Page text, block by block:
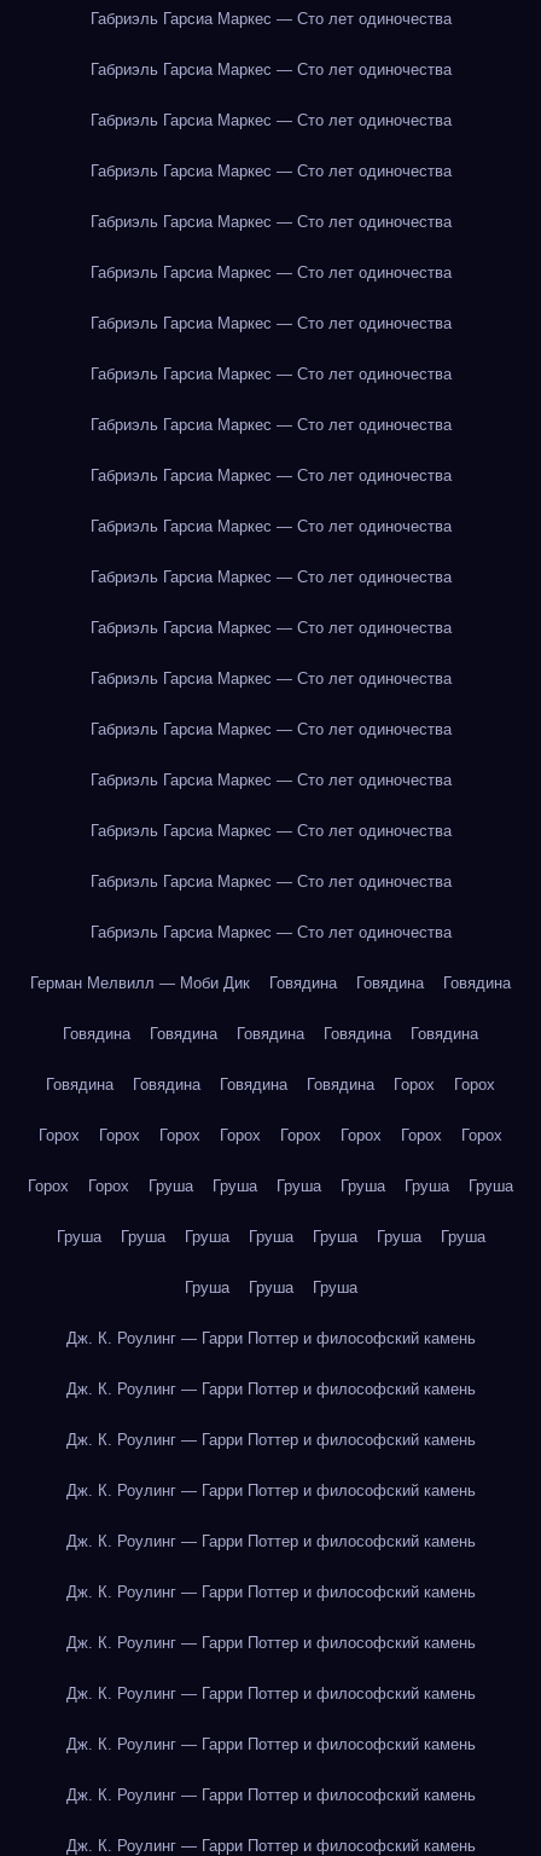
Габриэль Гарсиа Маркес — Сто лет одиночества
Габриэль Гарсиа Маркес — Сто лет одиночества
Габриэль Гарсиа Маркес — Сто лет одиночества
Габриэль Гарсиа Маркес — Сто лет одиночества
Габриэль Гарсиа Маркес — Сто лет одиночества
Габриэль Гарсиа Маркес — Сто лет одиночества
Габриэль Гарсиа Маркес — Сто лет одиночества
Габриэль Гарсиа Маркес — Сто лет одиночества
Габриэль Гарсиа Маркес — Сто лет одиночества
Габриэль Гарсиа Маркес — Сто лет одиночества
Габриэль Гарсиа Маркес — Сто лет одиночества
Габриэль Гарсиа Маркес — Сто лет одиночества
Габриэль Гарсиа Маркес — Сто лет одиночества
Габриэль Гарсиа Маркес — Сто лет одиночества
Габриэль Гарсиа Маркес — Сто лет одиночества
Габриэль Гарсиа Маркес — Сто лет одиночества
Габриэль Гарсиа Маркес — Сто лет одиночества
Габриэль Гарсиа Маркес — Сто лет одиночества
Габриэль Гарсиа Маркес — Сто лет одиночества
Герман Мелвилл — Моби Дик Говядина Говядина Говядина
Говядина Говядина Говядина Говядина Говядина
Говядина Говядина Говядина Говядина Горох Горох
Горох Горох Горох Горох Горох Горох Горох Горох
Горох Горох Груша Груша Груша Груша Груша Груша
Груша Груша Груша Груша Груша Груша Груша
Груша Груша Груша
Дж. К. Роулинг — Гарри Поттер и философский камень
Дж. К. Роулинг — Гарри Поттер и философский камень
Дж. К. Роулинг — Гарри Поттер и философский камень
Дж. К. Роулинг — Гарри Поттер и философский камень
Дж. К. Роулинг — Гарри Поттер и философский камень
Дж. К. Роулинг — Гарри Поттер и философский камень
Дж. К. Роулинг — Гарри Поттер и философский камень
Дж. К. Роулинг — Гарри Поттер и философский камень
Дж. К. Роулинг — Гарри Поттер и философский камень
Дж. К. Роулинг — Гарри Поттер и философский камень
Дж. К. Роулинг — Гарри Поттер и философский камень